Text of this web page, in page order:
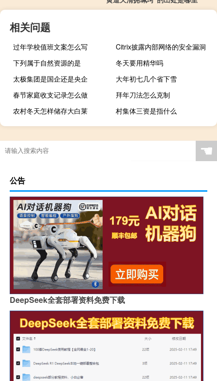
相关问题
过年学校值班文案怎么写
Citrix披露内部网络的安全漏洞
下列属于自然资源的是
冬天要用精华吗
太极集团是国企还是央企
大年初七几个省下雪
春节家庭收支记录怎么做
拜年刀法怎么克制
农村冬天怎样储存大白莱
村集体三资是指什么
☚
公告
DeepSeek全套部署资料免费下载